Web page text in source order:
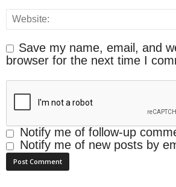
Save my name, email, and
browser for the next time I
Notify me of follow-up
Notify me of new posts by